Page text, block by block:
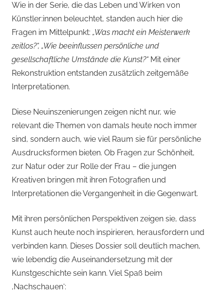
Wie in der Serie, die das Leben und Wirken von
Künstler:innen beleuchtet, standen auch hier die
Fragen im Mittelpunkt: „Was macht ein Meisterwerk
zeitlos?“, „Wie beeinflussen persönliche und
gesellschaftliche Umstände die Kunst?“ Mit einer
Rekonstruktion entstanden zusätzlich zeitgemäße
Interpretationen.
Diese Neuinszenierungen zeigen nicht nur, wie
relevant die Themen von damals heute noch immer
sind, sondern auch, wie viel Raum sie für persönliche
Ausdrucksformen bieten. Ob Fragen zur Schönheit,
zur Natur oder zur Rolle der Frau – die jungen
Kreativen bringen mit ihren Fotografien und
Interpretationen die Vergangenheit in die Gegenwart.
Mit ihren persönlichen Perspektiven zeigen sie, dass
Kunst auch heute noch inspirieren, herausfordern und
verbinden kann. Dieses Dossier soll deutlich machen,
wie lebendig die Auseinandersetzung mit der
Kunstgeschichte sein kann. Viel Spaß beim
‚Nachschauen‘: